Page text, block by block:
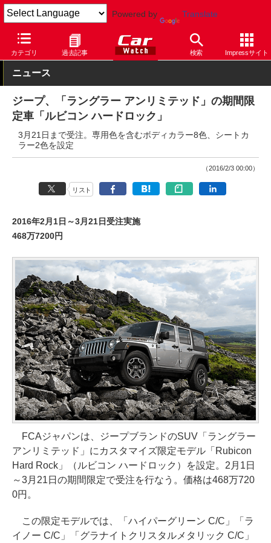
Powered by Translate
カテゴリ 過去記事 検索 Impressサイト
Car Watch 自動車 クライスラー 乗用車
ニュース
ジープ、「ラングラー アンリミテッド」の期間限
定車「ルビコン ハードロック」
3月21日まで受注。専用色を含むボディカラー8色、シートカ
ラー2色を設定
（2016/2/3 00:00）
リスト
2016年2月1日～3月21日受注実施
468万7200円
FCAジャパンは、ジープブランドのSUV「ラングラー
アンリミテッド」にカスタマイズ限定モデル「Rubicon
Hard Rock」（ルビコン ハードロック）を設定。2月1日
～3月21日の期間限定で受注を行なう。価格は468万720
0円。
この限定モデルでは、「ハイパーグリーン C/C」「ラ
イノー C/C」「グラナイトクリスタルメタリック C/C」